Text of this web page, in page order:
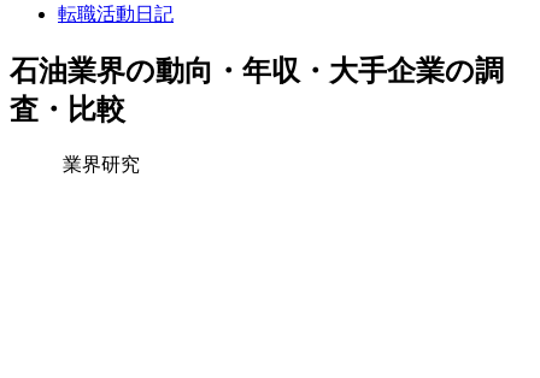
転職活動日記
石油業界の動向・年収・大手企業の調
査・比較
業界研究